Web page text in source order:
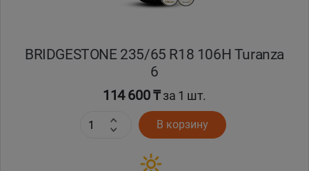
BRIDGESTONE 235/65 R18 106H Turanza
6
114 600 ₸за 1 шт.
В корзину